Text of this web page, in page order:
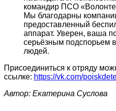
командир ПСО
Мы благодарны
предоставленный
аппарат. Уверен, ваша
серьёзным подспорьем
людей.
Присоединиться к отряду
ссылке: https://vk.com/
Автор: Екатерина Суслова